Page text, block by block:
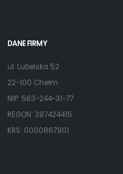
DANE FIRMY
ul. Lubelska 52
22-100 Chełm
NIP: 563-244-31-77
REGON: 387424415
KRS: 0000867901